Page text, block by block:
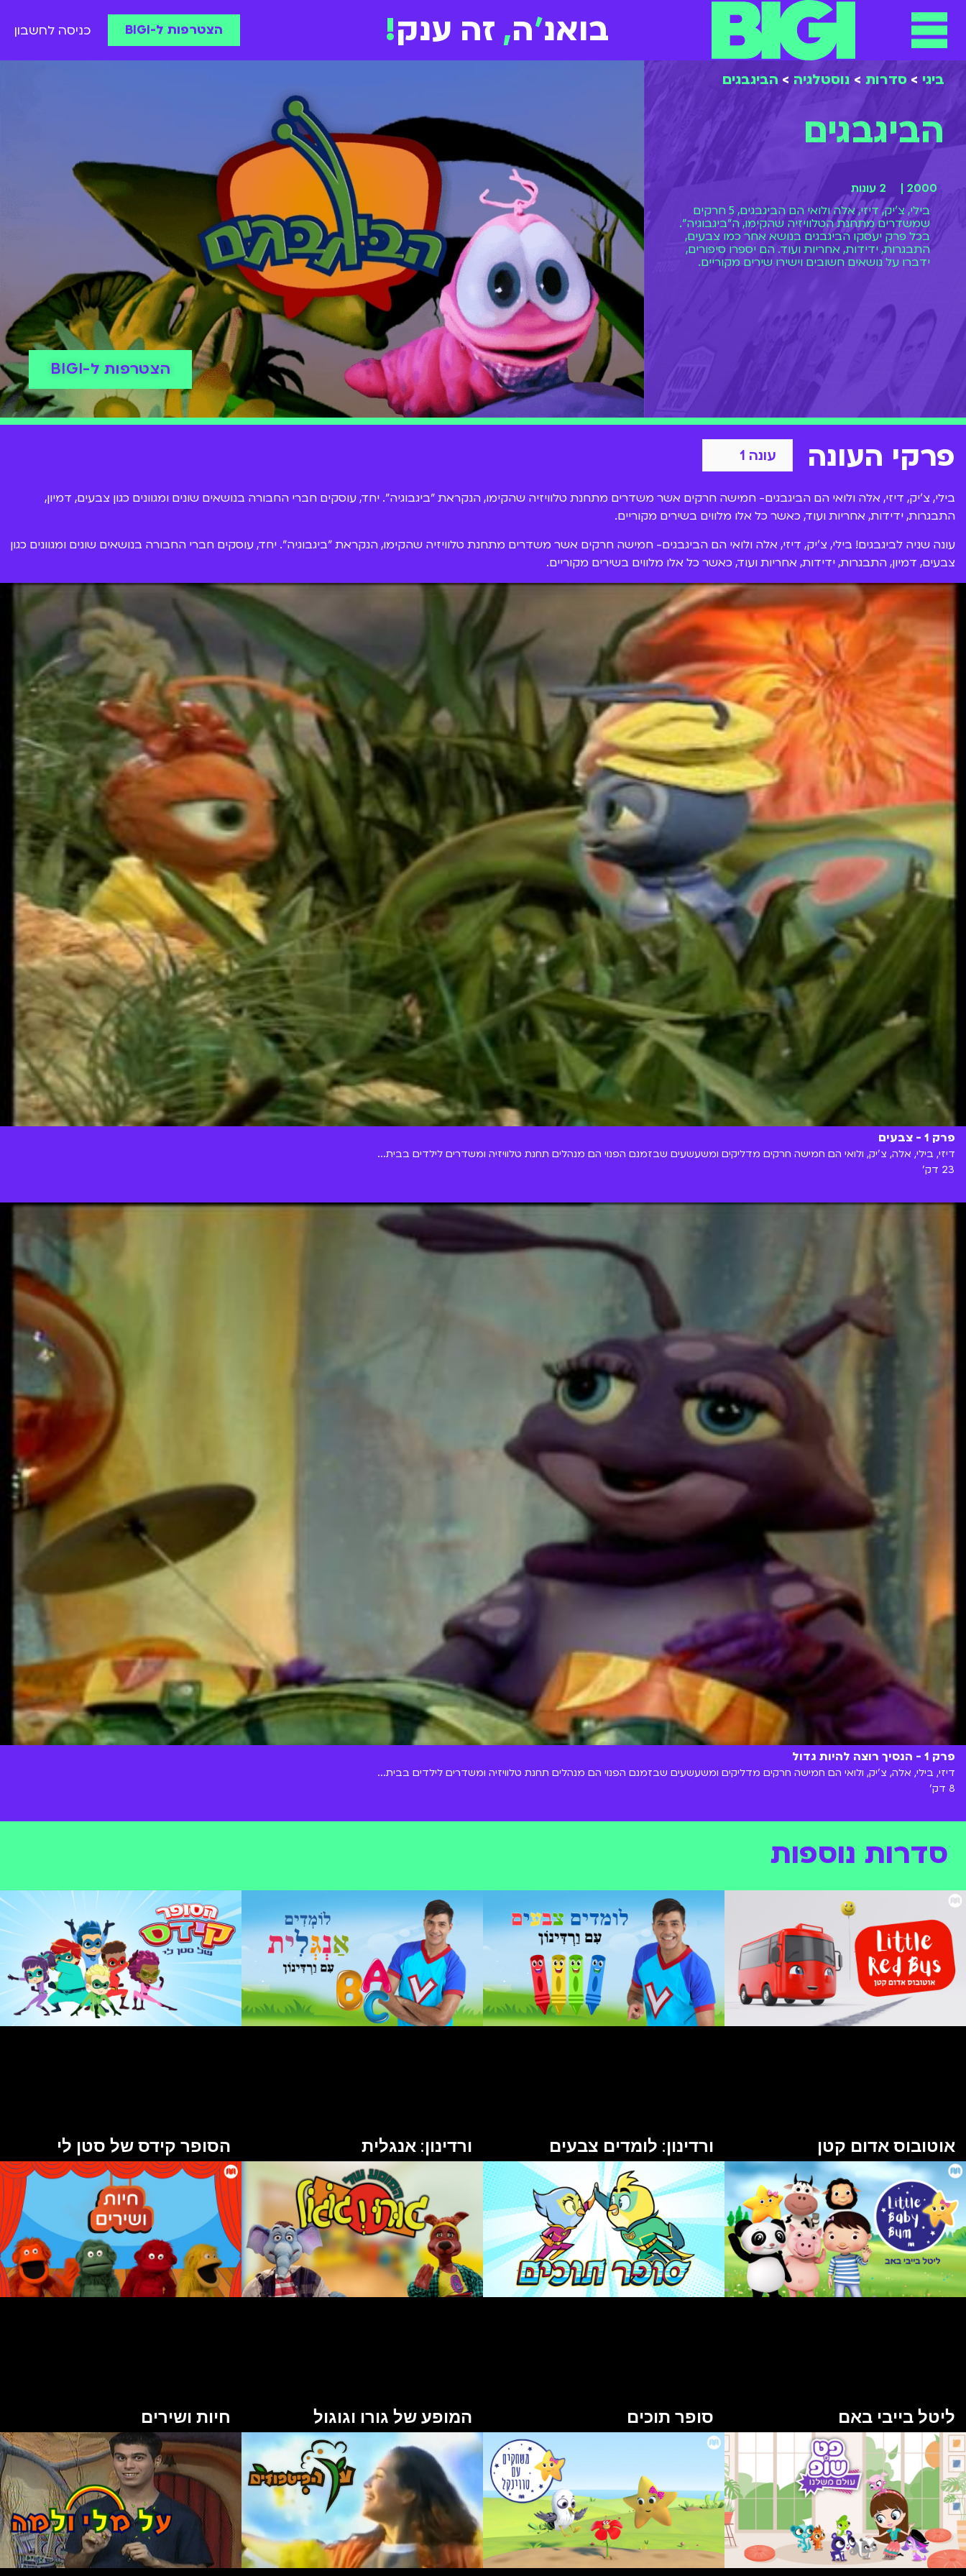
לתוכן
תפריט בואנ'ה, זה ענק! הצטרפות ל-BIGI כניסה לחשבון
ביגי > סדרות > נוסטלגיה > הביגבגים
הביגבגים
2000 |
2 עונות
בילי, צ'יק, דיזי, אלה ולואי הם הביגבגים, 5 חרקים
שמשדרים מתחנת הטלוויזיה שהקימו, ה"ביגבוגיה".
בכל פרק יעסקו הביגבגים בנושא אחר כמו צבעים,
התבגרות, ידידות, אחריות ועוד. הם יספרו סיפורים,
ידברו על נושאים חשובים וישירו שירים מקוריים.
הצטרפות ל-BIGI
פרקי העונה
בילי, צ'יק, דיזי, אלה ולואי הם הביגבגים- חמישה חרקים אשר משדרים מתחנת טלוויזיה שהקימו, הנקראת "ביגבוגיה". יחד, עוסקים חברי החבורה בנושאים שונים ומגוונים כגון צבעים, דמיון,
התבגרות, ידידות, אחריות ועוד, כאשר כל אלו מלווים בשירים מקוריים.
עונה שניה לביגבגים! בילי, צ'יק, דיזי, אלה ולואי הם הביגבגים- חמישה חרקים אשר משדרים מתחנת טלוויזיה שהקימו, הנקראת "ביגבוגיה". יחד, עוסקים חברי החבורה בנושאים שונים ומגוונים כגון
צבעים, דמיון, התבגרות, ידידות, אחריות ועוד, כאשר כל אלו מלווים בשירים מקוריים.
פרק 1 - צבעים
דיזי, בילי, אלה, צ'יק, ולואי הם חמישה חרקים מדליקים ומשעשעים שבזמנם הפנוי הם מנהלים תחנת טלוויזיה ומשדרים לילדים בבית...
23 דק'
פרק 1 - הנסיך רוצה להיות גדול
דיזי, בילי, אלה, צ'יק, ולואי הם חמישה חרקים מדליקים ומשעשעים שבזמנם הפנוי הם מנהלים תחנת טלוויזיה ומשדרים לילדים בבית...
8 דק'
סדרות נוספות
אוטובוס אדום קטן ורדינון: לומדים צבעים ורדינון: אנגלית הסופר קידס של סטן לי
ליטל בייבי באם סופר תוכים המופע של גורו וגוגול חיות ושירים